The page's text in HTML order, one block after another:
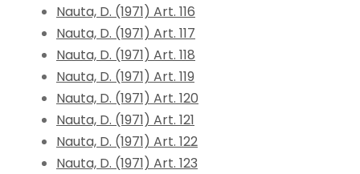
Nauta, D. (1971) Art. 116
Nauta, D. (1971) Art. 117
Nauta, D. (1971) Art. 118
Nauta, D. (1971) Art. 119
Nauta, D. (1971) Art. 120
Nauta, D. (1971) Art. 121
Nauta, D. (1971) Art. 122
Nauta, D. (1971) Art. 123